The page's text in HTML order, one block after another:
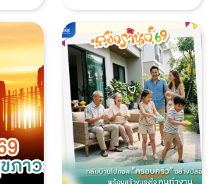
ทำงาน คือรากฐาน
คุณภาพชีวิตคนทำงาน